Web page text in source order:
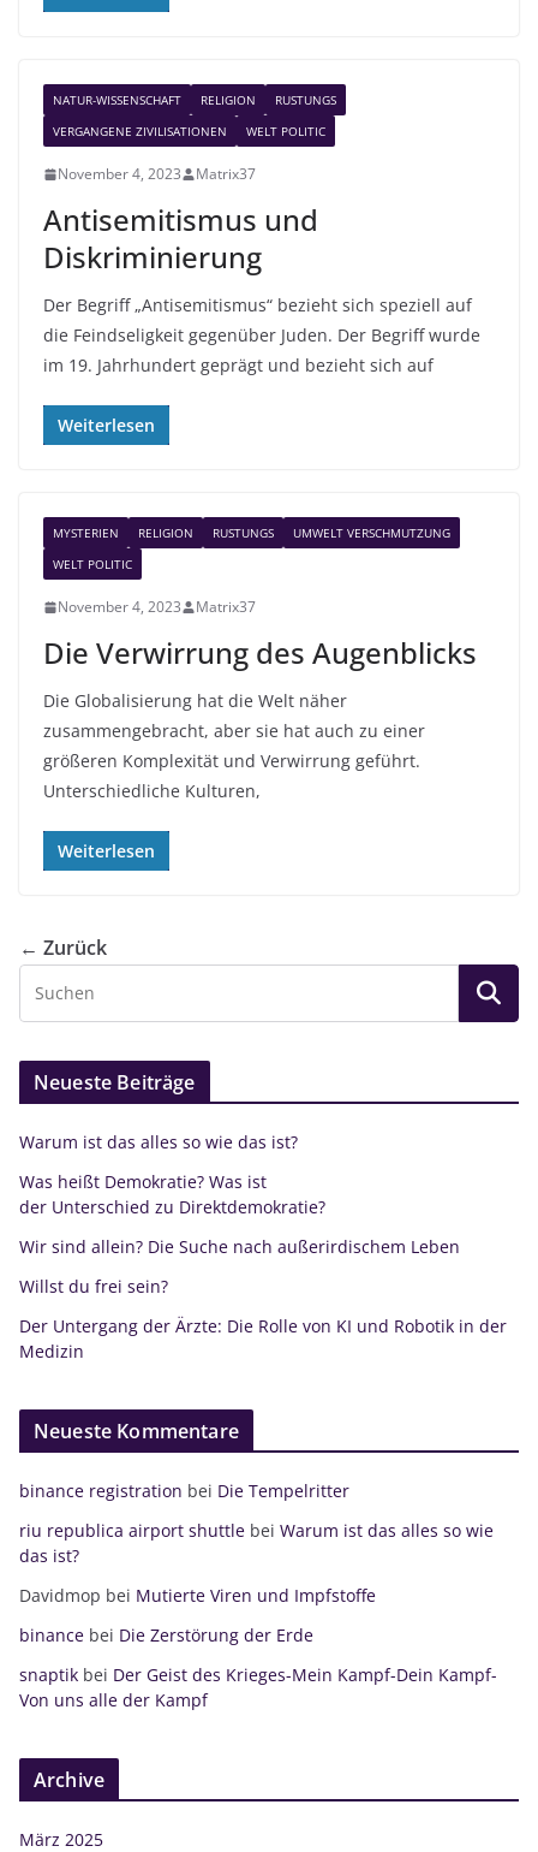
NATUR-WISSENSCHAFT RELIGION
RUSTUNGS
VERGANGENE ZIVILISATIONEN
WELT POLITIC
November 4, 2023 Matrix37
Antisemitismus und
Diskriminierung
Der Begriff „Antisemitismus“ bezieht sich speziell auf
die Feindseligkeit gegenüber Juden. Der Begriff wurde
im 19. Jahrhundert geprägt und bezieht sich auf
Weiterlesen
MYSTERIEN RELIGION RUSTUNGS
UMWELT VERSCHMUTZUNG
WELT POLITIC
November 4, 2023 Matrix37
Die Verwirrung des Augenblicks
Die Globalisierung hat die Welt näher
zusammengebracht, aber sie hat auch zu einer
größeren Komplexität und Verwirrung geführt.
Unterschiedliche Kulturen,
Weiterlesen
← Zurück
Neueste Beiträge
Warum ist das alles so wie das ist?
Was heißt Demokratie? Was ist
der Unterschied zu Direktdemokratie?
Wir sind allein? Die Suche nach außerirdischem Leben
Willst du frei sein?
Der Untergang der Ärzte: Die Rolle von KI und Robotik in der
Medizin
Neueste Kommentare
binance registration bei Die Tempelritter
riu republica airport shuttle bei Warum ist das alles so wie
das ist?
Davidmop bei Mutierte Viren und Impfstoffe
binance bei Die Zerstörung der Erde
snaptik bei Der Geist des Krieges-Mein Kampf-Dein Kampf-
Von uns alle der Kampf
Archive
März 2025